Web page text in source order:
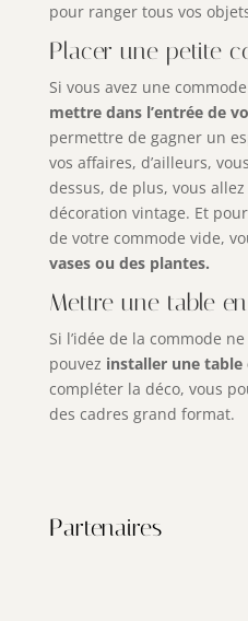
pour ranger tous vos
Placer une petite
Si vous avez une
mettre dans l’entrée de
permettre de gagner un
vos affaires, d’ailleurs,
dessus, de plus, vous
décoration vintage. Et
de votre commode vide,
vases ou des plantes.
Mettre une table
Si l’idée de la commode
pouvez installer une table
compléter la déco, vous
des cadres grand format.
Partenaires